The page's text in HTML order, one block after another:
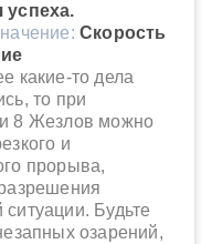
успеха.
Скорость
какие-то дела
то при
8 Жезлов можно
и
прорыва,
Будьте
озарений,